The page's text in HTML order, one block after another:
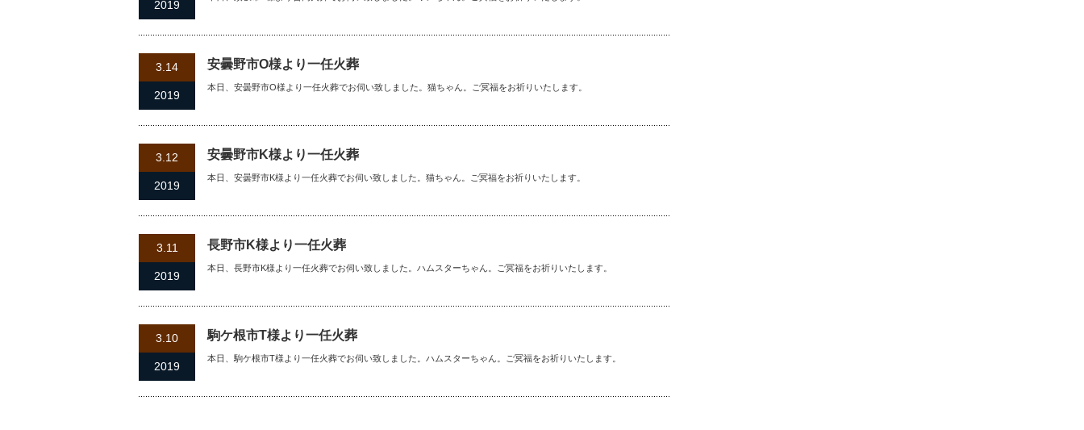
2019
3.14
2019
安曇野市O様より一任火葬
本日、安曇野市O様より一任火葬でお伺い致しました。猫ちゃん。ご冥福をお祈りいたします。
3.12
2019
安曇野市K様より一任火葬
本日、安曇野市K様より一任火葬でお伺い致しました。猫ちゃん。ご冥福をお祈りいたします。
3.11
2019
長野市K様より一任火葬
本日、長野市K様より一任火葬でお伺い致しました。ハムスターちゃん。ご冥福をお祈りいたします。
3.10
2019
駒ケ根市T様より一任火葬
本日、駒ケ根市T様より一任火葬でお伺い致しました。ハムスターちゃん。ご冥福をお祈りいたします。